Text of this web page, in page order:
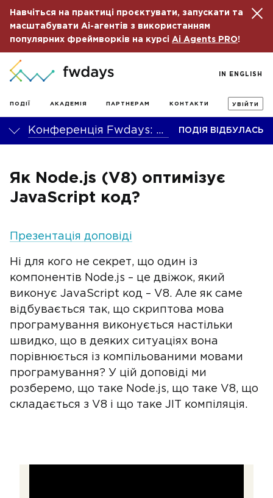
Навчіться на практиці проєктувати, запускати та
масштабувати Ai-агентів з використанням
популярних фреймворків на курсі Ai Agents PRO!
ПОДІЇ АКАДЕМІЯ ПАРТНЕРАМ КОНТАКТИ УВІЙТИ
IN ENGLISH
Конференція Fwdays: JS is back! ПОДІЯ ВІДБУЛАСЬ
Як Node.js (V8) оптимiзує
JavaScript код?
Презентація доповіді
Ні для кого не секрет, що один із
компонентів Node.js – це двіжок, який
виконує JavaScript код – V8. Але як саме
відбувається так, що скриптова мова
програмування виконується настільки
швидко, що в деяких ситуаціях вона
порівнюється із компільованими мовами
програмування? У цій доповіді ми
розберемо, що таке Node.js, що таке V8, що
складається з V8 і що таке JIT компіляція.